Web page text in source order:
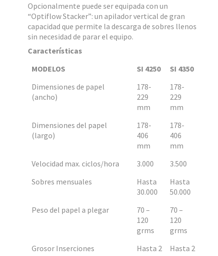
Opcionalmente puede ser equipada con un
“Optiflow Stacker”: un apilador vertical de gran
capacidad que permite la descarga de sobres llenos
sin necesidad de parar el equipo.
Características
MODELOS
SI 4250
SI 4350
Dimensiones de papel
(ancho)
178-
229
mm
178-
229
mm
Dimensiones del papel
(largo)
178-
406
mm
178-
406
mm
Velocidad max. ciclos/hora
3.000
3.500
Sobres mensuales
Hasta
30.000
Hasta
50.000
Peso del papel a plegar
70 –
120
grms
70 –
120
grms
Grosor Inserciones
Hasta 2
Hasta 2